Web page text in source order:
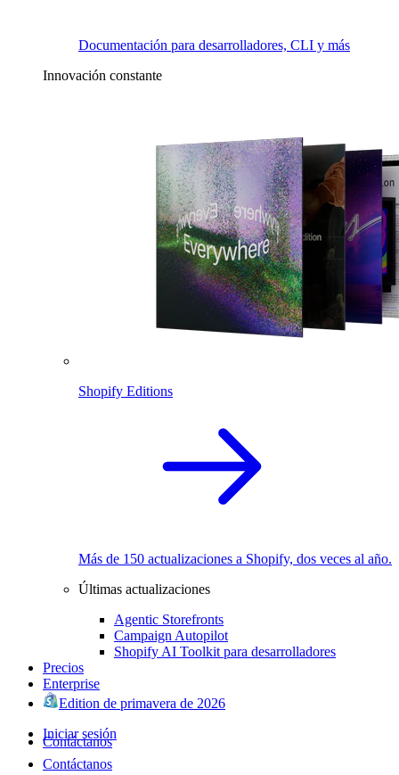
Documentación para desarrolladores, CLI y más
Innovación constante
Shopify Editions
Más de 150 actualizaciones a Shopify, dos veces al año.
Últimas actualizaciones
Agentic Storefronts
Campaign Autopilot
Shopify AI Toolkit para desarrolladores
Precios
Enterprise
Edition de primavera de 2026
Iniciar sesión
Contáctanos
Contáctanos